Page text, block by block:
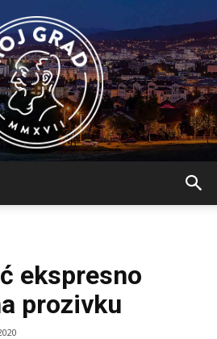
ekspresno
prozivku